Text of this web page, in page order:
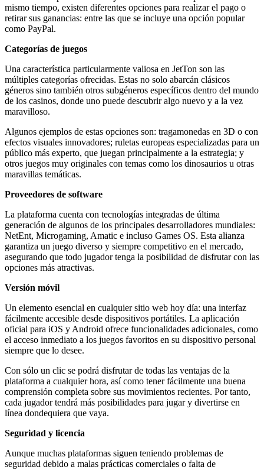
mismo tiempo, existen diferentes opciones para realizar el pago o
retirar sus ganancias: entre las que se incluye una opción popular
como PayPal.
Categorías de juegos
Una característica particularmente valiosa en JetTon son las
múltiples categorías ofrecidas. Estas no solo abarcán clásicos
géneros sino también otros subgéneros específicos dentro del mundo
de los casinos, donde uno puede descubrir algo nuevo y a la vez
maravilloso.
Algunos ejemplos de estas opciones son: tragamonedas en 3D o con
efectos visuales innovadores; ruletas europeas especializadas para un
público más experto, que juegan principalmente a la estrategia; y
otros juegos muy originales con temas como los dinosaurios u otras
maravillas temáticas.
Proveedores de software
La plataforma cuenta con tecnologías integradas de última
generación de algunos de los principales desarrolladores mundiales:
NetEnt, Microgaming, Amatic e incluso Games OS. Esta alianza
garantiza un juego diverso y siempre competitivo en el mercado,
asegurando que todo jugador tenga la posibilidad de disfrutar con las
opciones más atractivas.
Versión móvil
Un elemento esencial en cualquier sitio web hoy día: una interfaz
fácilmente accesible desde dispositivos portátiles. La aplicación
oficial para iOS y Android ofrece funcionalidades adicionales, como
el acceso inmediato a los juegos favoritos en su dispositivo personal
siempre que lo desee.
Con sólo un clic se podrá disfrutar de todas las ventajas de la
plataforma a cualquier hora, así como tener fácilmente una buena
comprensión completa sobre sus movimientos recientes. Por tanto,
cada jugador tendrá más posibilidades para jugar y divertirse en
línea dondequiera que vaya.
Seguridad y licencia
Aunque muchas plataformas siguen teniendo problemas de
seguridad debido a malas prácticas comerciales o falta de